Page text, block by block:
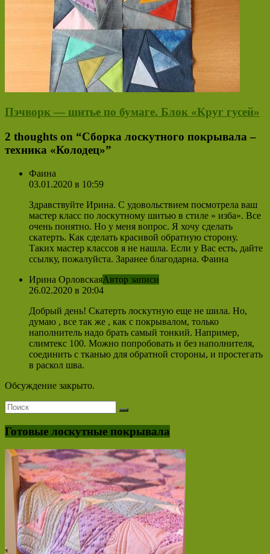
Пэчворк — шитье по бумаге. Блок «Круг гусей»
2 thoughts on “Сборка лоскутного покрывала –
техника «Колодец»”
Фаина
03.01.2020 в 10:59
Здравствуйте Ирина. С удовольствием посмотрела ваш
мастер класс по лоскутному шитью в стиле » изба». Все
очень понятно. Но у меня вопрос. Я хочу сделать
скатерть. Как сделать красивой обратную сторону.
Таких мастер классов я не нашла. Если у Вас есть, дайте
ссылку, пожалуйста. Заранее благодарна. Фаина
Ирина ОрловскаяАвтор записи
26.02.2020 в 20:04
Добрый день! Скатерть лоскутную еще не шила. Но,
думаю , все так же , как с покрывалом, только
наполнитель надо брать самый тонкий. Например,
слимтекс 100. Можно попробовать и без наполнителя,
соединить с тканью для обратной стороны, и простегать
в раскол шва.
Обсуждение закрыто.
Готовые лоскутные покрывала